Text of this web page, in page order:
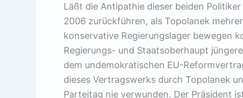
Läßt die Antipathie dieser beiden
2006 zurückführen, als Topolanek
konservative Regierungslager bewegen
Regierungs- und Staatsoberhaupt
dem undemokratischen EU-
dieses Vertragswerks durch Topolanek
Parteitag nie verwunden. Der Präsident